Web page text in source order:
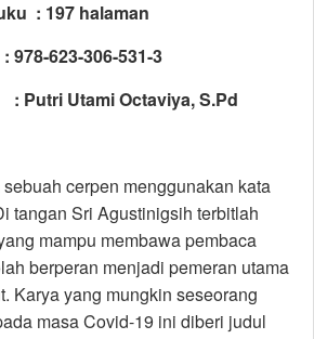
: 197 halaman
306-531-3
Utami Octaviya, S.Pd
cerpen menggunakan kata
tangan Sri Agustinigsih terbitlah
mampu membawa pembaca
berperan menjadi pemeran utama
Karya yang mungkin seseorang
masa Covid-19 ini diberi judul